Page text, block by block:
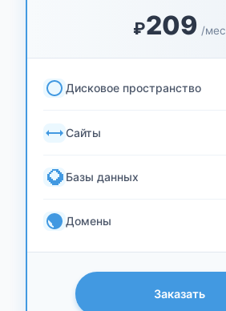
₽209 /мес
Дисковое пространство
Сайты
Базы данных
Домены
Заказать